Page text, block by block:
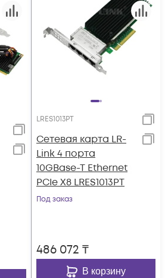
LRES1013PT
Сетевая карта LR-
Link 4 порта
10GBase-T Ethernet
PCIe X8 LRES1013PT
Под заказ
486 072 ₸
В корзину